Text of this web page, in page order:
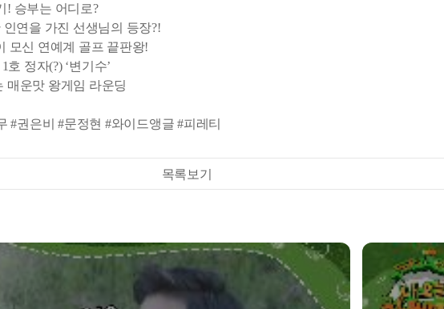
! 승부는 어디로?
연을 가진 선생님의 등장?!
모신 연예계 골프 끝판왕!
정자(?) ‘변기수’
매운맛 왕게임 라운딩
#권은비 #문정현 #와이드앵글 #피레티
목록보기